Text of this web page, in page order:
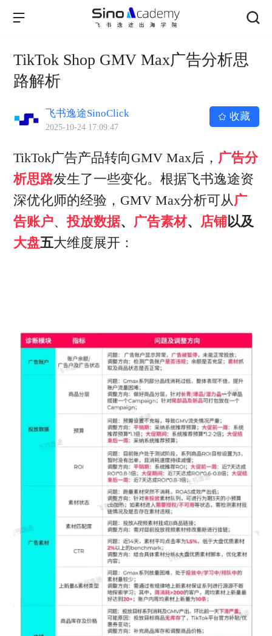
TikTok Shop GMV Max广告分析思
路解析
飞书逸途SinoClick
2025-10-24 17:09:47
收藏
TikTok广告产品转向GMV Max后， 广告分
析思路发生了一些变化。根据飞书逸途资
深优化师的经验，GMV Max分析可从广
告账户、投放数据、 广告素材、 店铺以及
大盘五大维度展开：